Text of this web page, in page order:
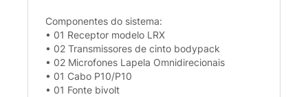
Componentes do sistema:
• 01 Receptor modelo LRX
• 02 Transmissores de cinto bodypack
• 02 Microfones Lapela Omnidirecionais
• 01 Cabo P10/P10
• 01 Fonte bivolt